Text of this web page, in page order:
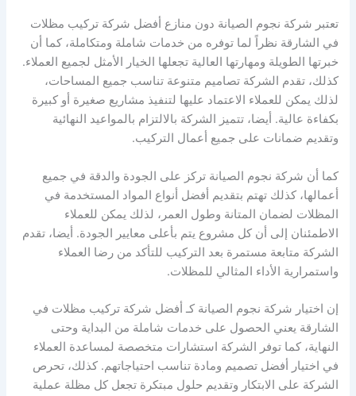
تعتبر شركة نجوم الصيانة دون منازع أفضل شركة تركيب مظلات
في الشارقة نظراً لما توفره من خدمات شاملة ومتكاملة، كما أن
خبرتها الطويلة ومهارتها العالية تجعلها الخيار الأمثل لجميع العملاء.
كذلك، تقدم الشركة تصاميم متنوعة تناسب جميع المساحات،
لذلك يمكن للعملاء الاعتماد عليها لتنفيذ مشاريع صغيرة أو كبيرة
بكفاءة عالية. أيضا، تتميز الشركة بالالتزام بالمواعيد النهائية
وتقديم ضمانات على جميع أعمال التركيب.
كما أن شركة نجوم الصيانة تركز على الجودة والدقة في جميع
أعمالها، كذلك تهتم بتقديم أفضل أنواع المواد المستخدمة في
المظلات لضمان المتانة وطول العمر، لذلك يمكن للعملاء
الاطمئنان إلى أن كل مشروع يتم بأعلى معايير الجودة. أيضا، تقدم
الشركة متابعة مستمرة بعد التركيب للتأكد من رضا العملاء
واستمرارية الأداء المثالي للمظلات.
إن اختيار شركة نجوم الصيانة كـ أفضل شركة تركيب مظلات في
الشارقة يعني الحصول على خدمات شاملة من البداية وحتى
النهاية، كما توفر الشركة استشارات متخصصة لمساعدة العملاء
في اختيار أفضل تصميم ومادة تناسب احتياجاتهم. كذلك، تحرص
الشركة على الابتكار وتقديم حلول مبتكرة تجعل كل مظلة عملية